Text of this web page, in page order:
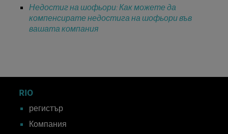
Недостиг на шофьори: Как можете да
компенсирате недостига на шофьори във
вашата компания
RIO
регистър
Компания